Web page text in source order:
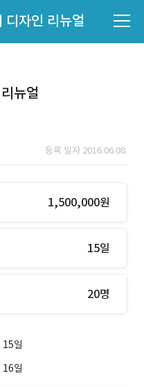
디자인 리뉴얼
뉴얼
등록 일자 2016.06.08.
1,500,000원
15일
20명
일
일